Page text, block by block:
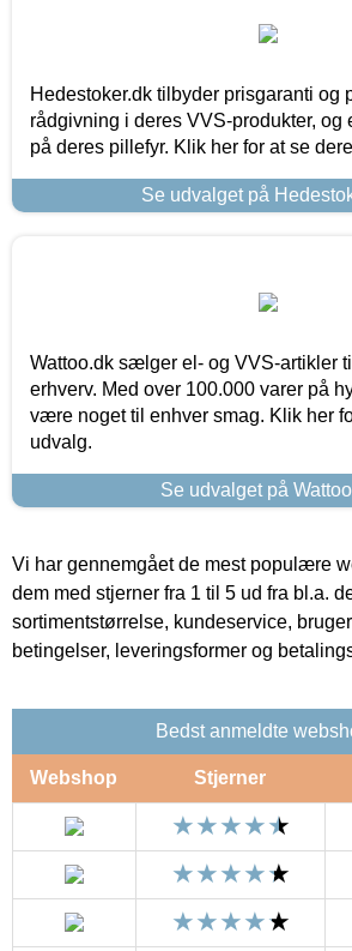
Hedestoker.dk tilbyder prisgaranti og
rådgivning i deres VVS-produkter,
på deres pillefyr. Klik her for at se
Se udvalget på
Wattoo.dk sælger el- og VVS-artikler
erhverv. Med over 100.000 varer på
være noget til enhver smag. Klik her
udvalg.
Se udvalget på
Vi har gennemgået de mest populære
dem med stjerner fra 1 til 5 ud fra bl.a.
sortimentstørrelse, kundeservice,
betingelser, leveringsformer og
Bedst anmeldte
Webshop Stjerner